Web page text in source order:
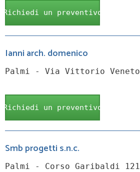
Richiedi un preventivo
Ianni arch. domenico
Palmi - Via Vittorio Veneto
Richiedi un preventivo
Smb progetti s.n.c.
Palmi - Corso Garibaldi 121